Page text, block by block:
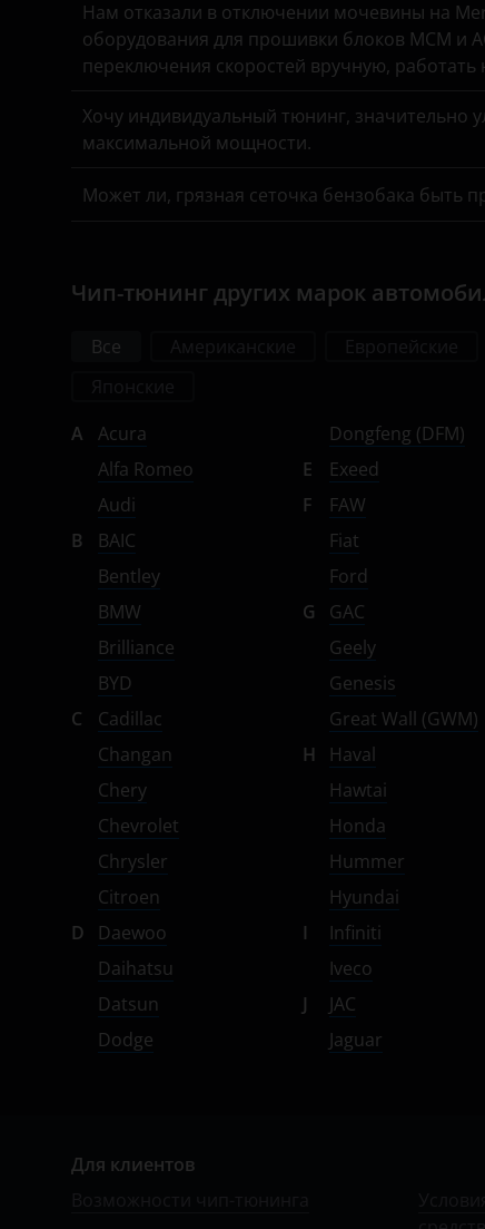
Mazda
Mercedes
MINI
Opel
Peugeot
Ravon
Renault
Saab
Seat
Skoda
Smart
SsangYong
Subaru
Suzuki
Tank
Toyota
Volkswagen
Volvo
Vortex
Нам отказали в отключении мочевины на
оборудования для прошивки блоков MCM и
переключения скоростей вручную,
Хочу индивидуальный тюнинг, значительно
максимальной мощности.
Может ли, грязная сеточка бензобака быть
Чип-тюнинг других марок
Все
A
Acura
Alfa Romeo
Audi
B
BAIC
Bentley
BMW
Brilliance
BYD
C
Cadillac
Changan
Chery
Chevrolet
Chrysler
Citroen
D
Daewoo
Daihatsu
Datsun
Dodge
Dongfeng (DFM)
E
Exeed
F
FAW
Fiat
Ford
G
GAC
Geely
Genesis
Great Wall (GWM)
H
Haval
Hawtai
Honda
Hummer
Hyundai
I
Infiniti
Iveco
J
JAC
Jaguar
Для клиентов